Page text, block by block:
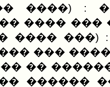
:
���
: (���
����� ���